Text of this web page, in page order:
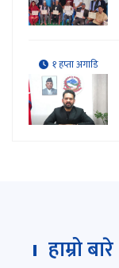
१ हप्ता अगाडि
हाम्रो बारे